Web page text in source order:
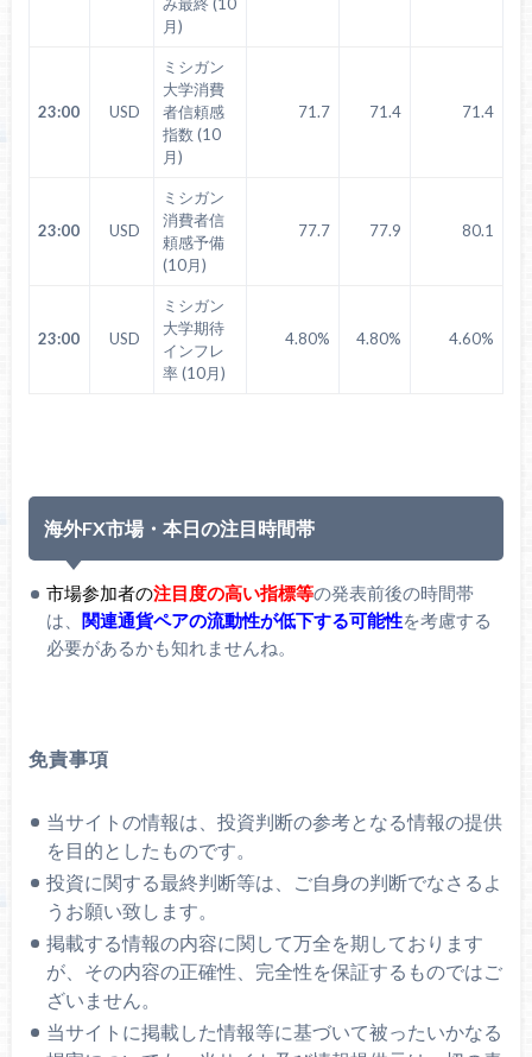
月)
23:00 USD
ミシガン
大学消費
者信頼感
指数 (10
月)
71.7 71.4 71.4
23:00 USD
ミシガン
消費者信
頼感予備
(10月)
77.7 77.9 80.1
23:00 USD
ミシガン
大学期待
インフレ
率 (10月)
4.80% 4.80% 4.60%
海外FX市場・本日の注目時間帯
市場参加者の注目度の高い指標等の発表前後の時間帯
は、関連通貨ペアの流動性が低下する可能性を考慮する
必要があるかも知れませんね。
免責事項
当サイトの情報は、投資判断の参考となる情報の提供
を目的としたものです。
投資に関する最終判断等は、ご自身の判断でなさるよ
うお願い致します。
掲載する情報の内容に関して万全を期しております
が、その内容の正確性、完全性を保証するものではご
ざいません。
当サイトに掲載した情報等に基づいて被ったいかなる